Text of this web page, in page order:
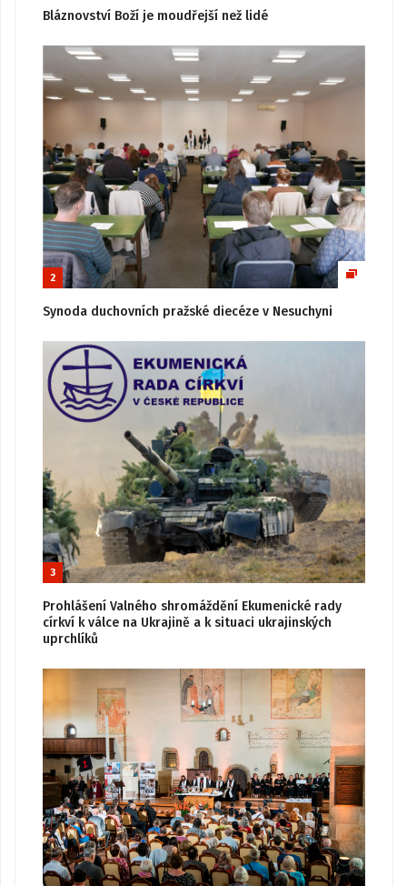
Bláznovství Boží je moudřejší než lidé
2
Synoda duchovních pražské diecéze v Nesuchyni
3
Prohlášení Valného shromáždění Ekumenické rady
církví k válce na Ukrajině a k situaci ukrajinských
uprchlíků